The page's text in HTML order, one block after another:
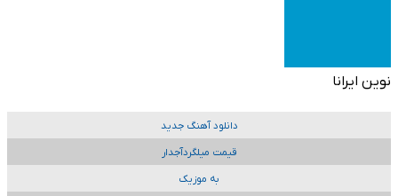
نوین ایرانا
دانلود آهنگ جدید
قیمت میلگردآجدار
به موزیک